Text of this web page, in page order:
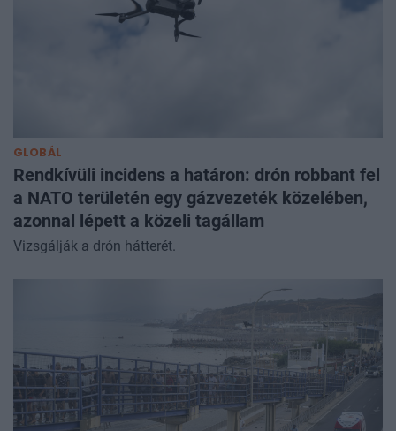
GLOBÁL
Rendkívüli incidens a határon: drón robbant fel
a NATO területén egy gázvezeték közelében,
azonnal lépett a közeli tagállam
Vizsgálják a drón hátterét.